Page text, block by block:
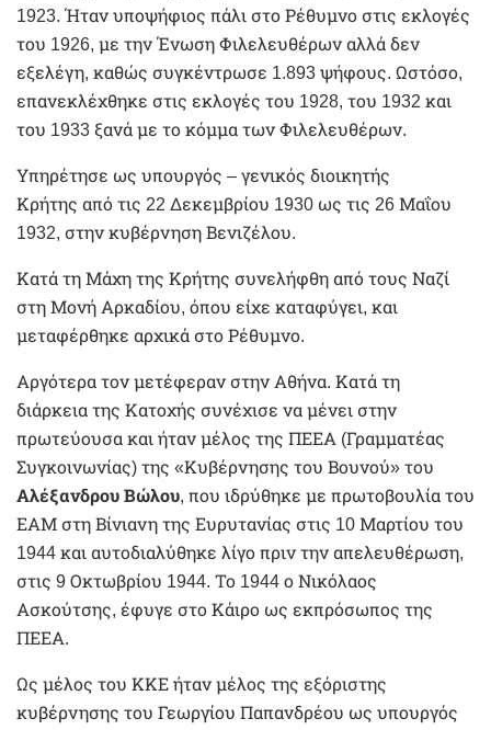
1923. Ήταν υποψήφιος πάλι στο Ρέθυμνο στις εκλογές
του 1926, με την Ένωση Φιλελευθέρων αλλά δεν
εξελέγη, καθώς συγκέντρωσε 1.893 ψήφους. Ωστόσο,
επανεκλέχθηκε στις εκλογές του 1928, του 1932 και
του 1933 ξανά με το κόμμα των Φιλελευθέρων.
Υπηρέτησε ως υπουργός – γενικός διοικητής
Κρήτης από τις 22 Δεκεμβρίου 1930 ως τις 26 Μαΐου
1932, στην κυβέρνηση Βενιζέλου.
Κατά τη Μάχη της Κρήτης συνελήφθη από τους Ναζί
στη Μονή Αρκαδίου, όπου είχε καταφύγει, και
μεταφέρθηκε αρχικά στο Ρέθυμνο.
Αργότερα τον μετέφεραν στην Αθήνα. Κατά τη
διάρκεια της Κατοχής συνέχισε να μένει στην
πρωτεύουσα και ήταν μέλος της ΠΕΕΑ (Γραμματέας
Συγκοινωνίας) της «Κυβέρνησης του Βουνού» του
Αλέξανδρου Βώλου, που ιδρύθηκε με πρωτοβουλία του
ΕΑΜ στη Βίνιανη της Ευρυτανίας στις 10 Μαρτίου του
1944 και αυτοδιαλύθηκε λίγο πριν την απελευθέρωση,
στις 9 Οκτωβρίου 1944. Το 1944 ο Νικόλαος
Ασκούτσης, έφυγε στο Κάιρο ως εκπρόσωπος της
ΠΕΕΑ.
Ως μέλος του ΚΚΕ ήταν μέλος της εξόριστης
κυβέρνησης του Γεωργίου Παπανδρέου ως υπουργός